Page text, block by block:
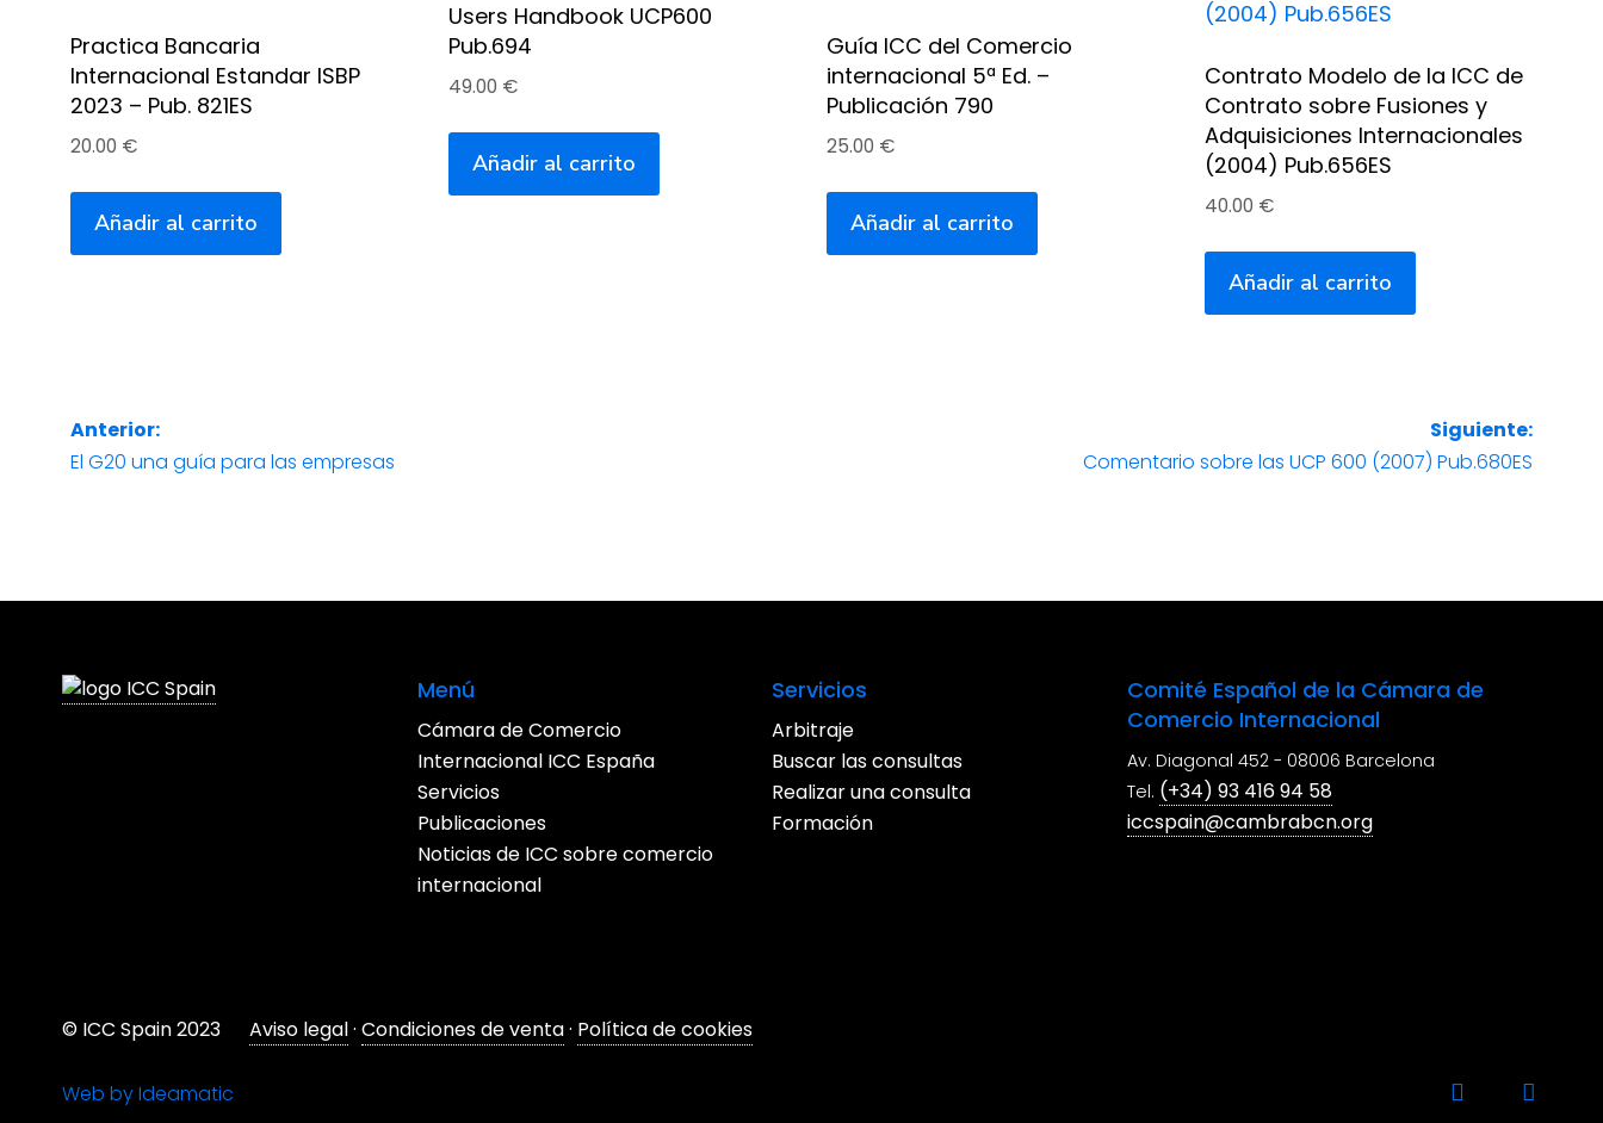
Practica Bancaria
Internacional Estandar ISBP
2023 – Pub. 821ES
20.00 €
Añadir al carrito
Users Handbook UCP600
Pub.694
49.00 €
Añadir al carrito
Guía ICC del Comercio
internacional 5ª Ed. –
Publicación 790
25.00 €
Añadir al carrito
Contrato Modelo de la ICC de
Contrato sobre Fusiones y
Adquisiciones Internacionales
(2004) Pub.656ES
40.00 €
Añadir al carrito
Navegación
entradas
Anterior:
Entrada
El G20 una guía para las empresas
Siguiente:
Entrada
Comentario sobre las UCP 600 (2007) Pub.680ES
Menú
Cámara de Comercio
Internacional ICC España
Servicios
Publicaciones
Noticias de ICC sobre comercio
internacional
Servicios
Arbitraje
Buscar las consultas
Realizar una consulta
Formación
Comité Español de la Cámara de
Comercio Internacional
Av. Diagonal 452 - 08006 Barcelona
Tel. (+34) 93 416 94 58
iccspain@cambrabcn.org
© ICC Spain 2023 Aviso legal· Condiciones de venta· Política de cookies
Web by Ideamatic